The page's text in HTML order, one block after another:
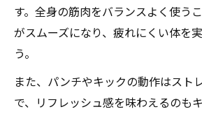
す。全身の筋肉をバランスよく使う
がスムーズになり、疲れにくい体を
う。
また、パンチやキックの動作はスト
で、リフレッシュ感を味わえるのも